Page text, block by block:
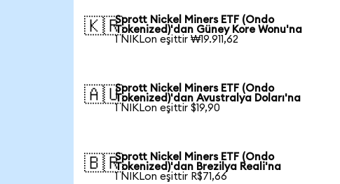
🇰🇷Sprott Nickel Miners ETF (Ondo
Tokenized)'dan Güney Kore Wonu'na
1 NIKLon eşittir ₩19.911,62
🇦🇺Sprott Nickel Miners ETF (Ondo
Tokenized)'dan Avustralya Doları'na
1 NIKLon eşittir $19,90
🇧🇷Sprott Nickel Miners ETF (Ondo
Tokenized)'dan Brezilya Reali'na
1 NIKLon eşittir R$71,66